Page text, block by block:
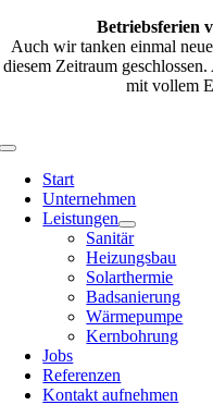
to
content
Betriebsferien
Auch wir tanken einmal
diesem Zeitraum
mit vollem
Toggle
Navigation
Start
Unternehmen
Leistungen
Sanitär
Heizungsbau
Solarthermie
Badsanierung
Wärmepumpe
Kernbohrung
Jobs
Referenzen
Kontakt aufnehmen